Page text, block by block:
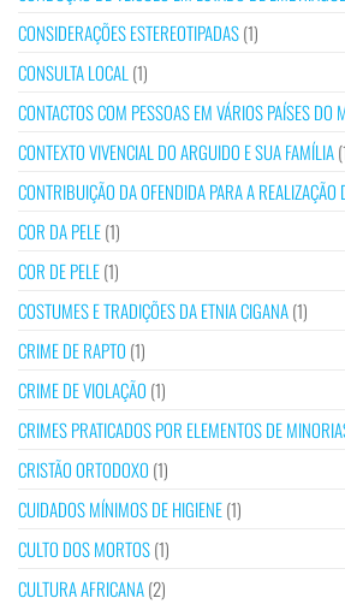
CONSIDERAÇÕES ESTEREOTIPADAS(1)
CONSULTA LOCAL (1)
CONTACTOS COM PESSOAS EM VÁRIOS PAÍSES DO
CONTEXTO VIVENCIAL DO ARGUIDO E SUA FAMÍLIA
CONTRIBUIÇÃO DA OFENDIDA PARA A REALIZAÇÃO
COR DA PELE(1)
COR DE PELE(1)
COSTUMES E TRADIÇÕES DA ETNIA CIGANA(1)
CRIME DE RAPTO (1)
CRIME DE VIOLAÇÃO (1)
CRIMES PRATICADOS POR ELEMENTOS DE
CRISTÃO ORTODOXO (1)
CUIDADOS MÍNIMOS DE HIGIENE(1)
CULTO DOS MORTOS(1)
CULTURA AFRICANA(2)